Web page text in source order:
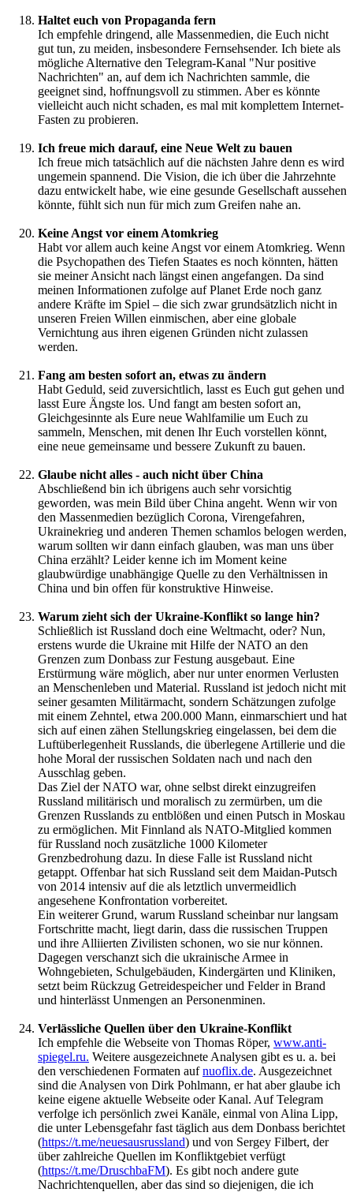
Haltet euch von Propaganda fern
Ich empfehle dringend, alle Massenmedien, die Euch nicht
gut tun, zu meiden, insbesondere Fernsehsender. Ich biete als
mögliche Alternative den Telegram-Kanal "Nur positive
Nachrichten" an, auf dem ich Nachrichten sammle, die
geeignet sind, hoffnungsvoll zu stimmen. Aber es könnte
vielleicht auch nicht schaden, es mal mit komplettem Internet-
Fasten zu probieren.
Ich freue mich darauf, eine Neue Welt zu bauen
Ich freue mich tatsächlich auf die nächsten Jahre denn es wird
ungemein spannend. Die Vision, die ich über die Jahrzehnte
dazu entwickelt habe, wie eine gesunde Gesellschaft aussehen
könnte, fühlt sich nun für mich zum Greifen nahe an.
Keine Angst vor einem Atomkrieg
Habt vor allem auch keine Angst vor einem Atomkrieg. Wenn
die Psychopathen des Tiefen Staates es noch könnten, hätten
sie meiner Ansicht nach längst einen angefangen. Da sind
meinen Informationen zufolge auf Planet Erde noch ganz
andere Kräfte im Spiel – die sich zwar grundsätzlich nicht in
unseren Freien Willen einmischen, aber eine globale
Vernichtung aus ihren eigenen Gründen nicht zulassen
werden.
Fang am besten sofort an, etwas zu ändern
Habt Geduld, seid zuversichtlich, lasst es Euch gut gehen und
lasst Eure Ängste los. Und fangt am besten sofort an,
Gleichgesinnte als Eure neue Wahlfamilie um Euch zu
sammeln, Menschen, mit denen Ihr Euch vorstellen könnt,
eine neue gemeinsame und bessere Zukunft zu bauen.
Glaube nicht alles - auch nicht über China
Abschließend bin ich übrigens auch sehr vorsichtig
geworden, was mein Bild über China angeht. Wenn wir von
den Massenmedien bezüglich Corona, Virengefahren,
Ukrainekrieg und anderen Themen schamlos belogen werden,
warum sollten wir dann einfach glauben, was man uns über
China erzählt? Leider kenne ich im Moment keine
glaubwürdige unabhängige Quelle zu den Verhältnissen in
China und bin offen für konstruktive Hinweise.
Warum zieht sich der Ukraine-Konflikt so lange hin?
Schließlich ist Russland doch eine Weltmacht, oder? Nun,
erstens wurde die Ukraine mit Hilfe der NATO an den
Grenzen zum Donbass zur Festung ausgebaut. Eine
Erstürmung wäre möglich, aber nur unter enormen Verlusten
an Menschenleben und Material. Russland ist jedoch nicht mit
seiner gesamten Militärmacht, sondern Schätzungen zufolge
mit einem Zehntel, etwa 200.000 Mann, einmarschiert und hat
sich auf einen zähen Stellungskrieg eingelassen, bei dem die
Luftüberlegenheit Russlands, die überlegene Artillerie und die
hohe Moral der russischen Soldaten nach und nach den
Ausschlag geben.
Das Ziel der NATO war, ohne selbst direkt einzugreifen
Russland militärisch und moralisch zu zermürben, um die
Grenzen Russlands zu entblößen und einen Putsch in Moskau
zu ermöglichen. Mit Finnland als NATO-Mitglied kommen
für Russland noch zusätzliche 1000 Kilometer
Grenzbedrohung dazu. In diese Falle ist Russland nicht
getappt. Offenbar hat sich Russland seit dem Maidan-Putsch
von 2014 intensiv auf die als letztlich unvermeidlich
angesehene Konfrontation vorbereitet.
Ein weiterer Grund, warum Russland scheinbar nur langsam
Fortschritte macht, liegt darin, dass die russischen Truppen
und ihre Alliierten Zivilisten schonen, wo sie nur können.
Dagegen verschanzt sich die ukrainische Armee in
Wohngebieten, Schulgebäuden, Kindergärten und Kliniken,
setzt beim Rückzug Getreidespeicher und Felder in Brand
und hinterlässt Unmengen an Personenminen.
Verlässliche Quellen über den Ukraine-Konflikt
Ich empfehle die Webseite von Thomas Röper, www.anti-
spiegel.ru. Weitere ausgezeichnete Analysen gibt es u. a. bei
den verschiedenen Formaten aufnuoflix.de. Ausgezeichnet
sind die Analysen von Dirk Pohlmann, er hat aber glaube ich
keine eigene aktuelle Webseite oder Kanal. Auf Telegram
verfolge ich persönlich zwei Kanäle, einmal von Alina Lipp,
die unter Lebensgefahr fast täglich aus dem Donbass berichtet
(https://t.me/neuesausrussland) und von Sergey Filbert, der
über zahlreiche Quellen im Konfliktgebiet verfügt
(https://t.me/DruschbaFM). Es gibt noch andere gute
Nachrichtenquellen, aber das sind so diejenigen, die ich